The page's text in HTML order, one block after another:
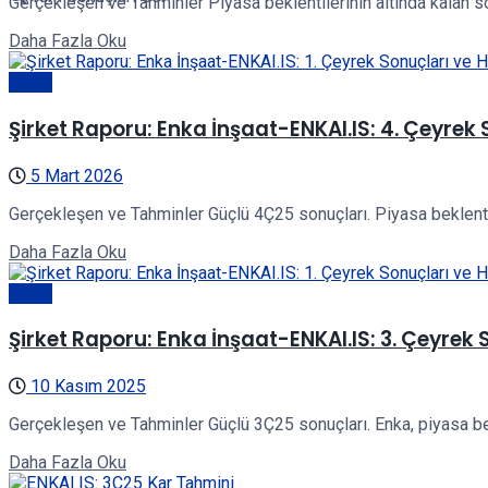
Daha Fazla Oku
Şirket Raporu: Enka İnşaat-ENKAI.IS: 4.
5 Mart 2026
Gerçekleşen ve Tahminler Güçlü 4Ç25 sonuçları. Piyasa
Daha Fazla Oku
Şirket Raporu: Enka İnşaat-ENKAI.IS: 3.
10 Kasım 2025
Gerçekleşen ve Tahminler Güçlü 3Ç25 sonuçları. Enka, piyasa
Daha Fazla Oku